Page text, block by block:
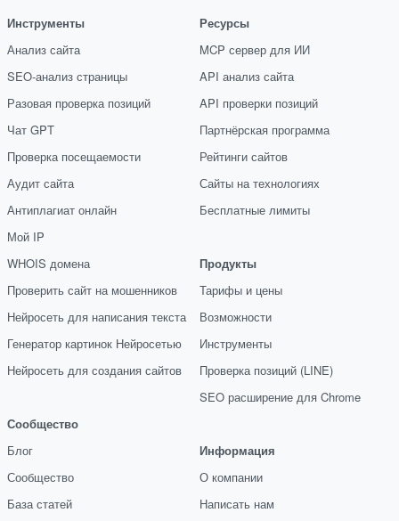
Инструменты
Анализ сайта
SEO-анализ страницы
Разовая проверка позиций
Чат GPT
Проверка посещаемости
Аудит сайта
Антиплагиат онлайн
Мой IP
WHOIS домена
Проверить сайт на мошенников
Нейросеть для написания текста
Генератор картинок Нейросетью
Нейросеть для создания сайтов
Сообщество
Блог
Сообщество
База статей
Ресурсы
MCP сервер для ИИ
API анализ сайта
API проверки позиций
Партнёрская программа
Рейтинги сайтов
Сайты на технологиях
Бесплатные лимиты
Продукты
Тарифы и цены
Возможности
Инструменты
Проверка позиций (LINE)
SEO расширение для Chrome
Информация
О компании
Написать нам